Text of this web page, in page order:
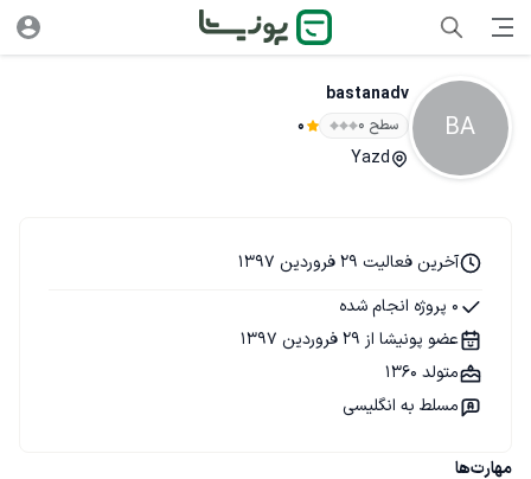
BA
bastanadv
سطح ۰ 0
Yazd
مهارت‌ها
آخرین فعالیت 29 فروردین 1397
0 پروژه انجام شده
عضو پونیشا از 29 فروردین 1397
متولد 1360
مسلط به انگلیسی